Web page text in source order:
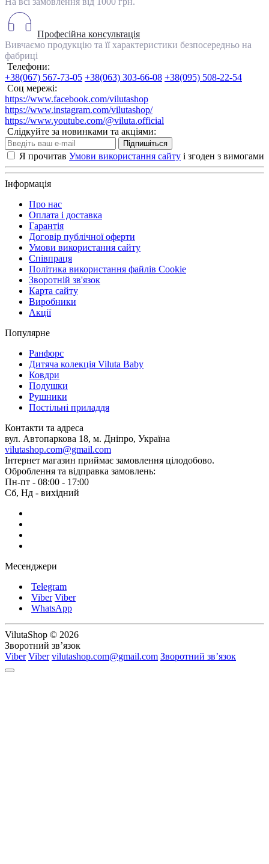
Професійна консультація
Вивчаємо продукцію та її характеристики безпосередньо на
фабриці
Телефони:
+38(067) 567-73-05 +38(063) 303-66-08 +38(095) 508-22-54
Соц мережі:
https://www.facebook.com/vilutashop
https://www.instagram.com/vilutashop/
https://www.youtube.com/@viluta.official
Слідкуйте за новинками та акціями:
Підпишіться
Я прочитав Умови використання сайту і згоден з вимогами
Інформація
Про нас
Оплата і доставка
Гарантія
Договір публічної оферти
Умови використання сайту
Співпраця
Політика використання файлів Cookie
Зворотній зв'язок
Карта сайту
Виробники
Акції
Популярне
Ранфорс
Дитяча колекція Viluta Baby
Ковдри
Подушки
Рушники
Постільні приладдя
Контакти та адреса
вул. Автопаркова 18, м. Дніпро, Україна
vilutashop.com@gmail.com
Інтернет магазин приймає замовлення цілодобово.
Оброблення та відправка замовлень:
Пн-пт - 08:00 - 17:00
Сб, Нд - вихідний
Месенджери
Telegram
Viber Viber
WhatsApp
VilutaShop © 2026
Зворотний зв’язок
Viber Viber vilutashop.com@gmail.com Зворотний зв’язок